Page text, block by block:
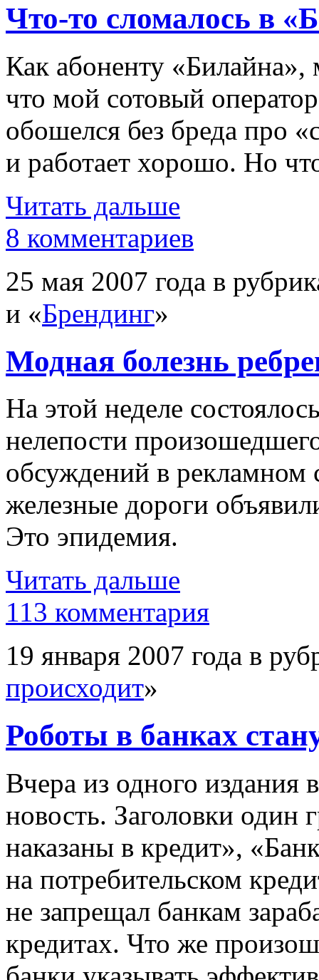
Что-то сломалось в
Как абоненту
что мой сотовый
обошелся без бреда про
и работает хорошо. Но
Читать дальше
8 комментариев
25 мая 2007 года в
и «Брендинг»
Модная болезнь
На этой неделе
нелепости
обсуждений в рекламном
железные дороги
Это эпидемия.
Читать дальше
113 комментария
19 января 2007 года в
происходит»
Роботы в банках
Вчера из одного издания
новость. Заголовки один
наказаны в кредит»,
на потребительском
не запрещал банкам
кредитах. Что же